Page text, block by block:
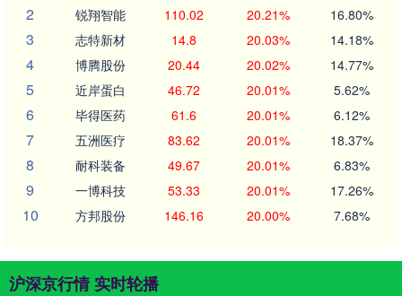
2 锐翔智能 110.02 20.21% 16.80%
3 志特新材 14.8 20.03% 14.18%
4 博腾股份 20.44 20.02% 14.77%
5 近岸蛋白 46.72 20.01% 5.62%
6 毕得医药 61.6 20.01% 6.12%
7 五洲医疗 83.62 20.01% 18.37%
8 耐科装备 49.67 20.01% 6.83%
9 一博科技 53.33 20.01% 17.26%
10 方邦股份 146.16 20.00% 7.68%
沪深京行情 实时轮播